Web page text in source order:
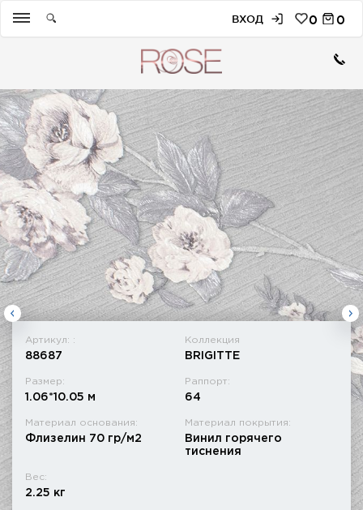
ВХОД 0 0
Артикул: :
88687
Коллекция
BRIGITTE
Размер:
1.06*10.05 м
Раппорт:
64
Материал основания:
Флизелин 70 гр/м2
Материал покрытия:
Винил горячего
тиснения
Вес:
2.25 кг